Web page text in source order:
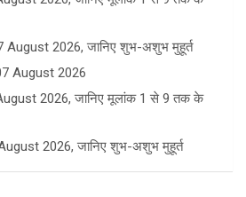
August 2026, जानिए शुभ-अशुभ मुहूर्त
August 2026
2026, जानिए मूलांक 1 से 9 तक के
2026, जानिए शुभ-अशुभ मुहूर्त